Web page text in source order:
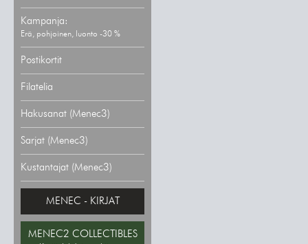
Kampanja:
Erä, pohjoinen, luonto -30 %
Postikortit
Filatelia
Hakusanat (Menec3)
Sarjat (Menec3)
Kustantajat (Menec3)
MENEC - KIRJAT
MENEC2 COLLECTIBLES